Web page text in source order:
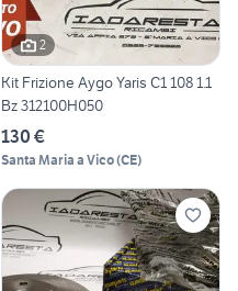
2
Kit Frizione Aygo Yaris C1 108 1.1
Bz 312100H050
130 €
Santa Maria a Vico(CE)